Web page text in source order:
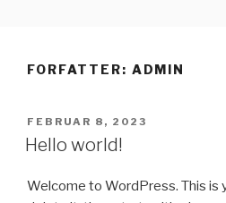
FORFATTER: ADMIN
UDGIVET
DEN
FEBRUAR 8, 2023
Hello world!
Welcome to WordPress. This is